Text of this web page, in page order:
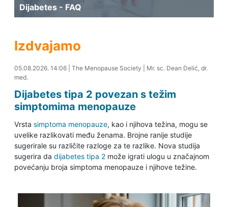
Dijabetes - FAQ
Izdvajamo
05.08.2026. 14:16
05.08.2026. 14:06| The Menopause Society
Mr. sc. Dean Delić, dr.
med.
Dijabetes tipa 2 povezan s težim
simptomima menopauze
Vrsta simptoma menopauze, kao i njihova težina, mogu se
uvelike razlikovati među ženama. Brojne ranije studije
sugerirale su različite razloge za te razlike. Nova studija
sugerira da dijabetes tipa 2može igrati ulogu u značajnom
povećanju broja simptoma menopauze i njihove težine.